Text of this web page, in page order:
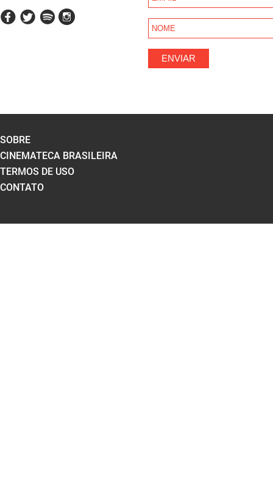
SOBRE
CINEMATECA BRASILEIRA
TERMOS DE USO
CONTATO